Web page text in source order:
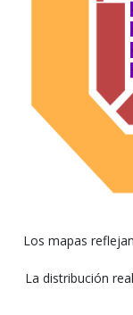
Los mapas
La distribución